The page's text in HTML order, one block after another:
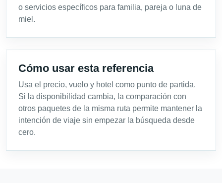
o servicios específicos para familia, pareja o luna de
miel.
Cómo usar esta referencia
Usa el precio, vuelo y hotel como punto de partida.
Si la disponibilidad cambia, la comparación con
otros paquetes de la misma ruta permite mantener la
intención de viaje sin empezar la búsqueda desde
cero.